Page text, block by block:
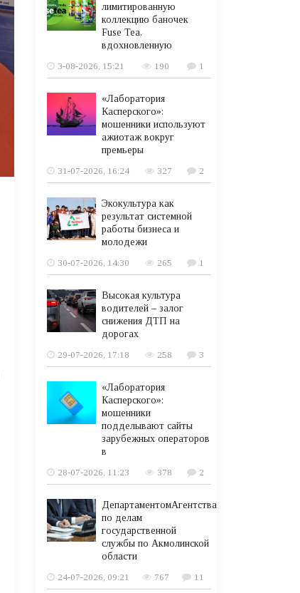
лимитированную
коллекцию баночек
Fuse Tea,
вдохновленную
3-08-2026, 15:21
190 1
«Лаборатория
Касперского»:
мошенники используют
ажиотаж вокруг
премьеры
31-07-2026, 16:24
327 2
Экокультура как
результат системной
работы бизнеса и
молодежи
30-07-2026, 14:30
265 1
Высокая культура
водителей – залог
снижения ДТП на
дорогах
29-07-2026, 17:18
258 3
«Лаборатория
Касперского»:
мошенники
подделывают сайты
зарубежных операторов
в
28-07-2026, 11:23
378 2
ДепартаментомАгентства
по делам
государственной
службы по Акмолинской
области
24-07-2026, 09:21
767 11